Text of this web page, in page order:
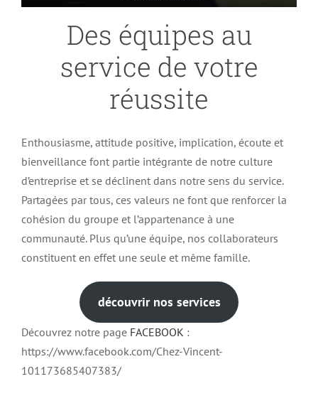
Des équipes au
service de votre
réussite
Enthousiasme, attitude positive, implication, écoute et
bienveillance font partie intégrante de notre culture
d’entreprise et se déclinent dans notre sens du service.
Partagées par tous, ces valeurs ne font que renforcer la
cohésion du groupe et l’appartenance à une
communauté. Plus qu’une équipe, nos collaborateurs
constituent en effet une seule et même famille.
découvrir nos services
Découvrez notre page FACEBOOK :
https://www.facebook.com/Chez-Vincent-
101173685407383/